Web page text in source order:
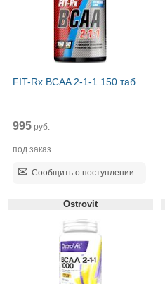
FIT-Rx BCAA 2-1-1 150 таб
995руб.
под заказ
Сообщить о поступлении
Ostrovit